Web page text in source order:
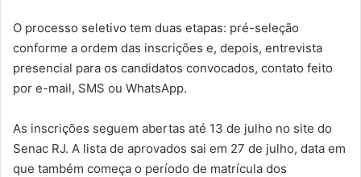
O processo seletivo tem duas etapas: pré-seleção
conforme a ordem das inscrições e, depois, entrevista
presencial para os candidatos convocados, contato feito
por e-mail, SMS ou WhatsApp.
As inscrições seguem abertas até 13 de julho no site do
Senac RJ. A lista de aprovados sai em 27 de julho, data em
que também começa o período de matrícula dos